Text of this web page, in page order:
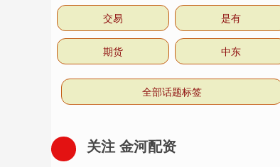
交易 是有
期货 中东
全部话题标签
关注 金河配资